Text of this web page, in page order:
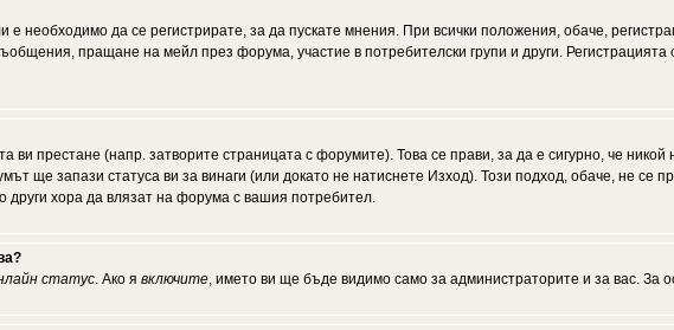
необходимо да се регистрирате, за да пускате мнения. При всички положения, обаче,
пращане на мейл през форума, участие в потребителски групи и други.
ви престане (напр. затворите страницата с форумите). Това се прави, за да е сигурно, че
ще запази статуса ви за винаги (или докато не натиснете Изход). Този подход, обаче, не се
други хора да влязат на форума с вашия потребител.
статус. Ако я включите, името ви ще бъде видимо само за администраторите и за вас. За